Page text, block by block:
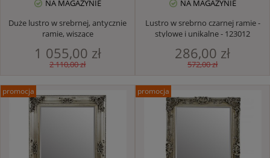
NA MAGAZYNIE
Duże lustro w srebrnej, antycznie
ramie, wiszące
1 055,00 zł
2 110,00 zł
NA MAGAZYNIE
Lustro w srebrno czarnej ramie -
stylowe i unikalne - 123012
286,00 zł
572,00 zł
promocja promocja